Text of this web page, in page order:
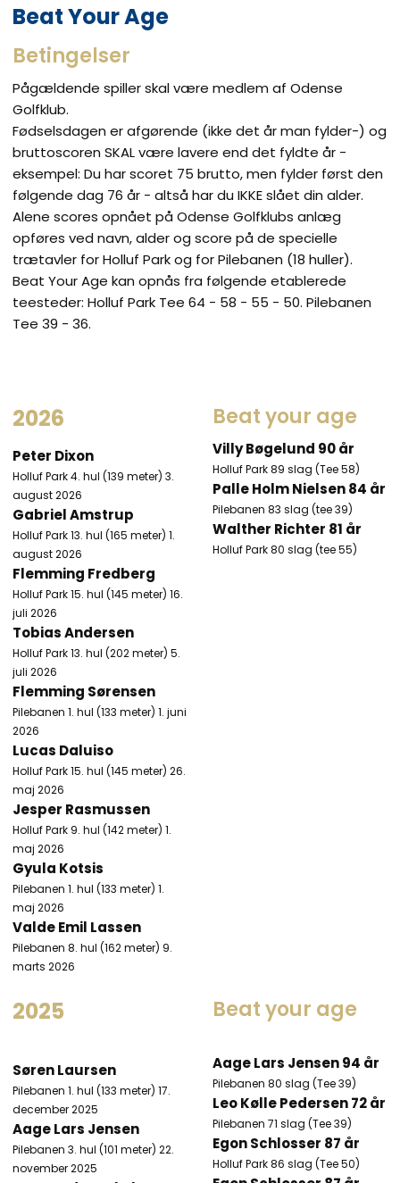
Beat Your Age
Betingelser
Pågældende spiller skal være medlem af Odense
Golfklub.
Fødselsdagen er afgørende (ikke det år man fylder-) og
bruttoscoren SKAL være lavere end det fyldte år -
eksempel: Du har scoret 75 brutto, men fylder først den
følgende dag 76 år - altså har du IKKE slået din alder.
Alene scores opnået på Odense Golfklubs anlæg
opføres ved navn, alder og score på de specielle
trætavler for Holluf Park og for Pilebanen (18 huller).
Beat Your Age kan opnås fra følgende etablerede
teesteder: Holluf Park Tee 64 - 58 - 55 - 50. Pilebanen
Tee 39 - 36.
2026
Peter Dixon
Holluf Park 4. hul (139 meter) 3.
august 2026
Gabriel Amstrup
Holluf Park 13. hul (165 meter) 1.
august 2026
Flemming Fredberg
Holluf Park 15. hul (145 meter) 16.
juli 2026
Tobias Andersen
Holluf Park 13. hul (202 meter) 5.
juli 2026
Flemming Sørensen
Pilebanen 1. hul (133 meter) 1. juni
2026
Lucas Daluiso
Holluf Park 15. hul (145 meter) 26.
maj 2026
Jesper Rasmussen
Holluf Park 9. hul (142 meter) 1.
maj 2026
Gyula Kotsis
Pilebanen 1. hul (133 meter) 1.
maj 2026​
Valde Emil Lassen
Pilebanen 8. hul (162 meter) 9.
marts 2026
Beat your age​
Villy Bøgelund 90 år
Holluf Park​ 89 slag (Tee 58)
Palle Holm Nielsen 84 år
Pilebanen 83 slag (tee 39)
Walther Richter 81 år
Holluf Park 80 slag (tee 55)
2025
Søren Laursen
Pilebanen 1. hul (133 meter) 17.
december 2025
Aage Lars Jensen
Pilebanen 3. hul (101 meter) 22.
november 2025​
Beat your age​
Aage Lars Jensen 94 år
Pilebanen 80 slag (Tee 39)
Leo Kølle Pedersen 72 år
Pilebanen 71 slag (Tee 39)
Egon Schlosser 87 år
Holluf Park 86 slag (Tee 50)